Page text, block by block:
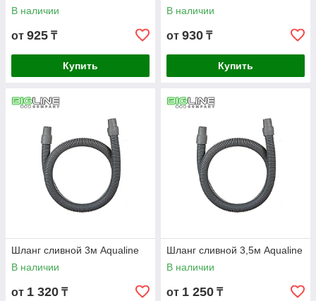
В наличии
от 925 ₸
Купить
В наличии
от 930 ₸
Купить
Шланг сливной 3м Aqualine
В наличии
от 1 320 ₸
Шланг сливной 3,5м Aqualine
В наличии
от 1 250 ₸